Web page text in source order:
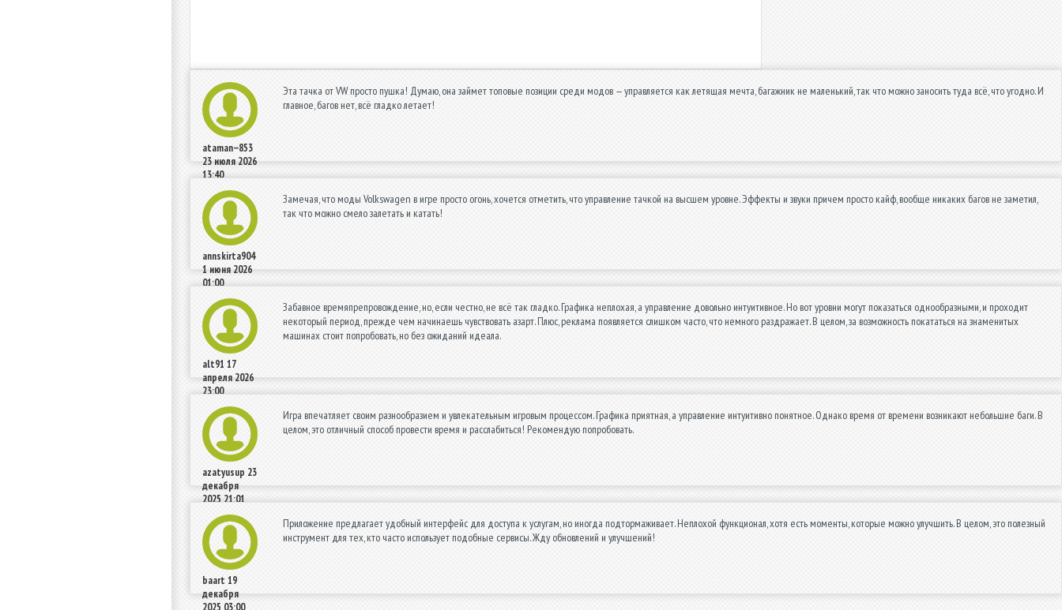
ataman--853
23 июля 2026
13:40
Эта тачка от VW просто пушка! Думаю, она займет топовые позиции среди модов — управляется как летящая мечта, багажник не маленький, так что можно заносить туда всё, что угодно. И
главное, багов нет, всё гладко летает!
annskirta904
1 июня 2026
01:00
Замечая, что моды Volkswagen в игре просто огонь, хочется отметить, что управление тачкой на высшем уровне. Эффекты и звуки причем просто кайф, вообще никаких багов не заметил,
так что можно смело залетать и катать!
alt91 17
апреля 2026
23:00
Забавное времяпрепровождение, но, если честно, не всё так гладко. Графика неплохая, а управление довольно интуитивное. Но вот уровни могут показаться однообразными, и проходит
некоторый период, прежде чем начинаешь чувствовать азарт. Плюс, реклама появляется слишком часто, что немного раздражает. В целом, за возможность покататься на знаменитых
машинах стоит попробовать, но без ожиданий идеала.
azatyusup 23
декабря
2025 21:01
Игра впечатляет своим разнообразием и увлекательным игровым процессом. Графика приятная, а управление интуитивно понятное. Однако время от времени возникают небольшие баги. В
целом, это отличный способ провести время и расслабиться! Рекомендую попробовать.
baart 19
декабря
Приложение предлагает удобный интерфейс для доступа к услугам, но иногда подтормаживает. Неплохой функционал, хотя есть моменты, которые можно улучшить. В целом, это полезный
инструмент для тех, кто часто использует подобные сервисы. Жду обновлений и улучшений!